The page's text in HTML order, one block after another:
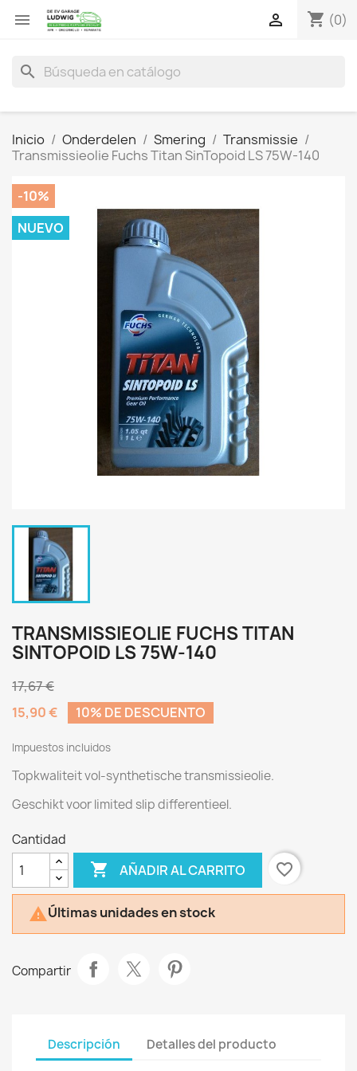
 shopping_cart (0)

search
Inicio Onderdelen Smering
Transmissie
Transmissieolie Fuchs Titan SinTopoid LS 75W-140
-10%
NUEVO
TRANSMISSIEOLIE FUCHS TITAN
SINTOPOID LS 75W-140
17,67 €
15,90 €
10% DE DESCUENTO
Impuestos incluidos
Topkwaliteit vol-synthetische transmissieolie.
Geschikt voor limited slip differentieel.
Cantidad
 AÑADIR AL CARRITO favorite_border
Últimas unidades en stock
Compartir
Descripción Detalles del producto